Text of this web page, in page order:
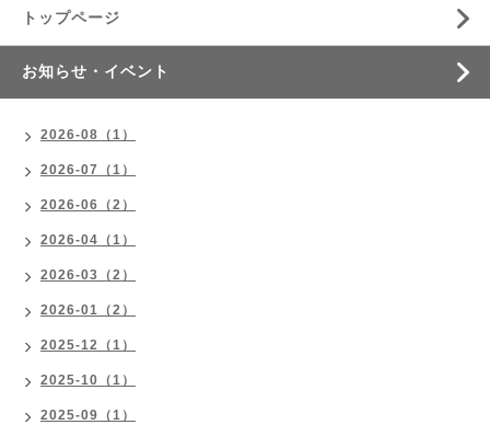
トップページ
お知らせ・イベント
2026-08（1）
2026-07（1）
2026-06（2）
2026-04（1）
2026-03（2）
2026-01（2）
2025-12（1）
2025-10（1）
2025-09（1）